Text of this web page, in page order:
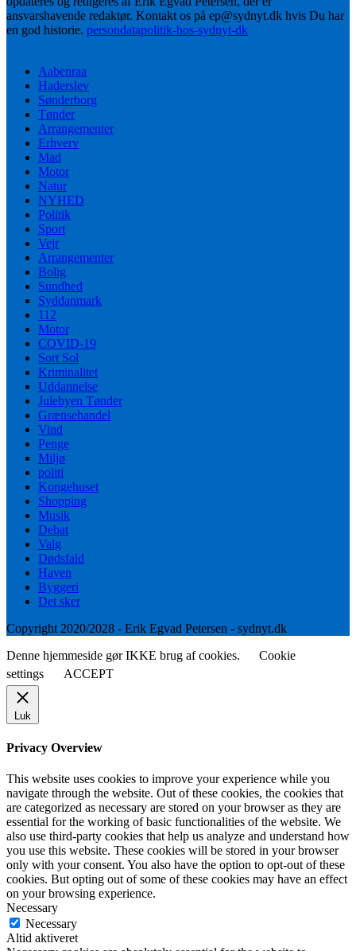
ansvarshavende redaktør. Kontakt os på ep@sydnyt.dk hvis Du har
en god historie. persondatapolitik-hos-sydnyt-dk
Aabenraa
Haderslev
Sønderborg
Tønder
Arrangementer
Erhverv
Mad
Motor
Natur
NYHED
Politik
Sport
Vejr
Arrangementer
Bolig
Sundhed
Syddanmark
112
Motor
COVID-19
Sort Sol
Kriminalitet
Uddannelse
Julebyen Tønder
Grænsehandel
Vind
Penge
Miljø
politi
Kongehuset
Shopping
Musik
Debat
Valg
Dødsfald
Haven
Byggeri
Det sker
Copyright 2020/2028 - Erik Egvad Petersen - sydnyt.dk
Denne hjemmeside gør IKKE brug af cookies.
Cookie
settings
ACCEPT
Luk
Privacy Overview
This website uses cookies to improve your experience while you
navigate through the website. Out of these cookies, the cookies that
are categorized as necessary are stored on your browser as they are
essential for the working of basic functionalities of the website. We
also use third-party cookies that help us analyze and understand how
you use this website. These cookies will be stored in your browser
only with your consent. You also have the option to opt-out of these
cookies. But opting out of some of these cookies may have an effect
on your browsing experience.
Necessary
Necessary
Altid aktiveret